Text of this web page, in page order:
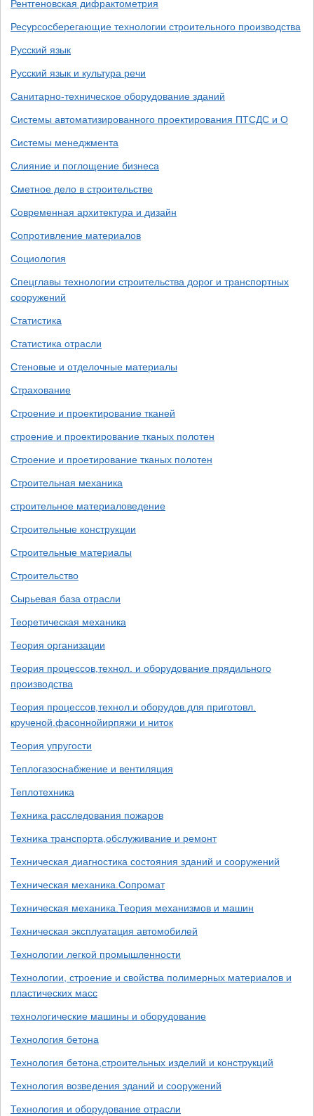
Рентгеновская дифрактометрия
Ресурсосберегающие технологии строительного производства
Русский язык
Русский язык и культура речи
Санитарно-техническое оборудование зданий
Системы автоматизированного проектирования ПТСДС и О
Системы менеджмента
Слияние и поглощение бизнеса
Сметное дело в строительстве
Современная архитектура и дизайн
Сопротивление материалов
Социология
Спецглавы технологии строительства дорог и транспортных
сооружений
Статистика
Статистика отрасли
Стеновые и отделочные материалы
Страхование
Строение и проектирование тканей
строение и проектирование тканых полотен
Строение и проетирование тканых полотен
Строительная механика
строительное материаловедение
Строительные конструкции
Строительные материалы
Строительство
Сырьевая база отрасли
Теоретическая механика
Теория организации
Теория процессов,технол. и оборудование прядильного
производства
Теория процессов,технол.и оборудов.для приготовл.
крученой,фасоннойирпяжи и ниток
Теория упругости
Теплогазоснабжение и вентиляция
Теплотехника
Техника расследования пожаров
Техника транспорта,обслуживание и ремонт
Техническая диагностика состояния зданий и сооружений
Техническая механика.Сопромат
Техническая механика.Теория механизмов и машин
Техническая эксплуатация автомобилей
Технологии легкой промышленности
Технологии, строение и свойства полимерных материалов и
пластических масс
технологические машины и оборудование
Технология бетона
Технология бетона,строительных изделий и конструкций
Технология возведения зданий и сооружений
Технология и оборудование отрасли